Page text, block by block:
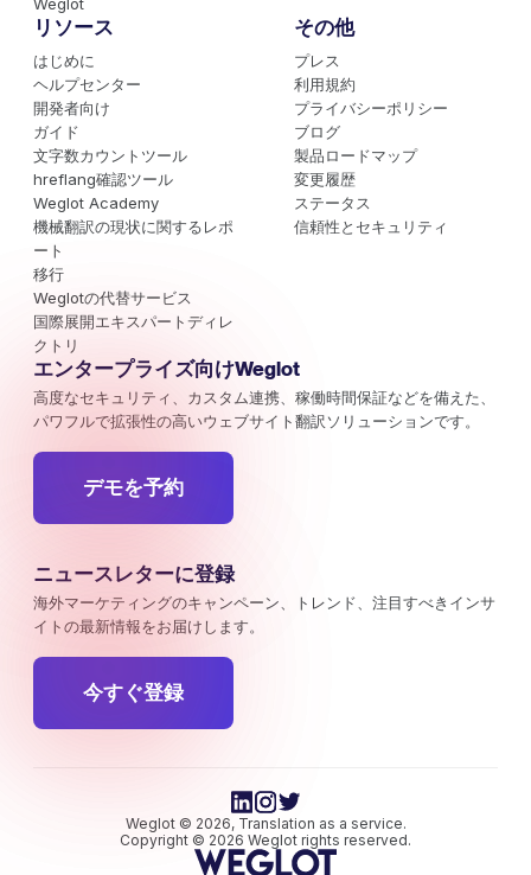
リソース
はじめに
ヘルプセンター
開発者向け
ガイド
文字数カウントツール
hreflang確認ツール
Weglot Academy
機械翻訳の現状に関するレポ
ート
移行
Weglotの代替サービス
国際展開エキスパートディレ
クトリ
その他
プレス
利用規約
プライバシーポリシー
ブログ
製品ロードマップ
変更履歴
ステータス
信頼性とセキュリティ
エンタープライズ向けWeglot
高度なセキュリティ、カスタム連携、稼働時間保証などを備えた、
パワフルで拡張性の高いウェブサイト翻訳ソリューションです。
デモを予約
ニュースレターに登録
海外マーケティングのキャンペーン、トレンド、注目すべきインサ
イトの最新情報をお届けします。
今すぐ登録
Weglot © 2026, Translation as a service.
Copyright © 2026 Weglot rights reserved.